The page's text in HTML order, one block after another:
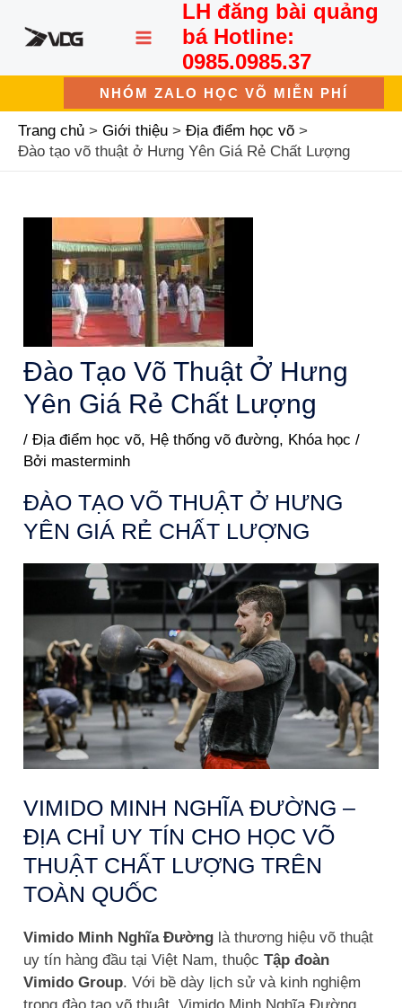
dung
MAIN
MENU
LH đăng bài quảng
bá Hotline:
0985.0985.37
NHÓM ZALO HỌC VÕ MIỄN PHÍ
Trang chủ Giới thiệu
Địa điểm học võ
Đào tạo võ thuật ở Hưng Yên Giá Rẻ Chất Lượng
Đào Tạo Võ Thuật Ở Hưng
Yên Giá Rẻ Chất Lượng
/Địa điểm học võ, Hệ thống võ đường, Khóa học /
Bởi masterminh
ĐÀO TẠO VÕ THUẬT Ở HƯNG
YÊN GIÁ RẺ CHẤT LƯỢNG
VIMIDO MINH NGHĨA ĐƯỜNG –
ĐỊA CHỈ UY TÍN CHO HỌC VÕ
THUẬT CHẤT LƯỢNG TRÊN
TOÀN QUỐC
Vimido Minh Nghĩa Đường là thương hiệu võ thuật
uy tín hàng đầu tại Việt Nam, thuộcTập đoàn
Vimido Group. Với bề dày lịch sử và kinh nghiệm